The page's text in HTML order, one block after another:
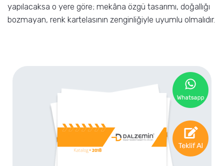
yapılacaksa o yere göre; mekâna özgü tasarımı, doğallığı
bozmayan, renk kartelasının zenginliğiyle uyumlu olmalıdır.